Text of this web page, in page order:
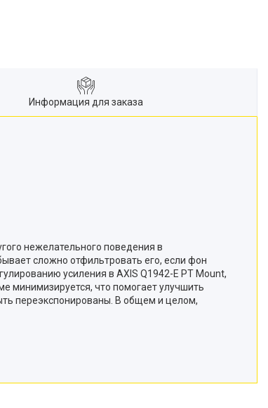
Информация для заказа
нежелательного поведения в
сложно отфильтровать его, если фон
усиления в AXIS Q1942-E PT Mount,
минимизируется, что помогает улучшить
переэкспонированы. В общем и целом,